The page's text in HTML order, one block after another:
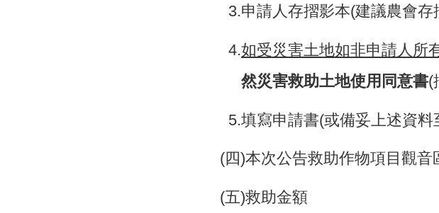
3.申請人存摺影本(建議農會存
4.如受災害土地如非申請人所
然災害救助土地使用同意書(
5.填寫申請書(或備妥上述資料
(四)本次公告救助作物項目觀
(五)救助金額